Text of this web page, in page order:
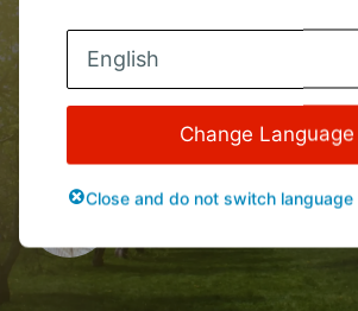
Hectre Boot
información
Perspectivas y
Kevin Park
English
Change Language
Close and do not switch language